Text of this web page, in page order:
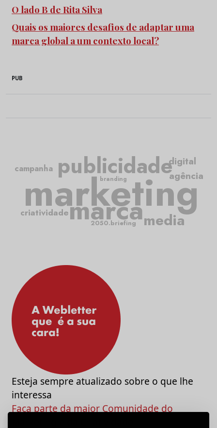
O lado B de Rita Silva
Quais os maiores desafios de adaptar uma
marca global a um contexto local?
PUB
marketing
publicidade
marca
criatividade
campanha
media
agência
digital
2050.briefing
branding
Esteja sempre atualizado sobre o que lhe
interessa
Faça parte da maior Comunidade do